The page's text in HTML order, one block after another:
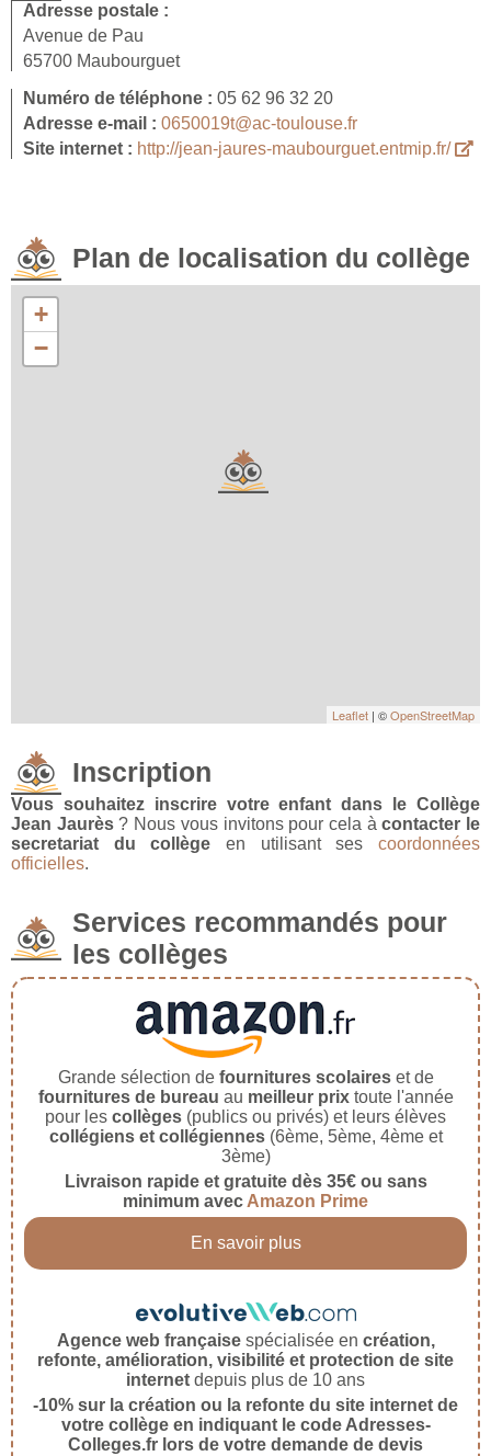
Adresse postale :
Avenue de Pau
65700 Maubourguet
Numéro de téléphone : 05 62 96 32 20
Adresse e-mail : 0650019t@ac-toulouse.fr
Site internet : http://jean-jaures-maubourguet.entmip.fr/
Plan de localisation du collège
+
−
Leaflet | ©OpenStreetMap
Inscription
Vous souhaitez inscrire votre enfant dans le Collège
Jean Jaurès? Nous vous invitons pour cela àcontacter le
secretariat du collège en utilisant sescoordonnées
officielles.
Services recommandés pour
les collèges
Grande sélection de fournitures scolaireset de
fournitures de bureau au meilleur prixtoute l'année
pour les collèges (publics ou privés) et leurs élèves
collégiens et collégiennes(6ème, 5ème, 4ème et
3ème)
Livraison rapide et gratuite dès 35€ ou sans
minimum avec Amazon Prime
En savoir plus
Agence web françaisespécialisée en création,
refonte, amélioration, visibilité et protection de site
internet depuis plus de 10 ans
-10% sur la création ou la refonte du site internet de
votre collège en indiquant le code Adresses-
Colleges.fr lors de votre demande de devis